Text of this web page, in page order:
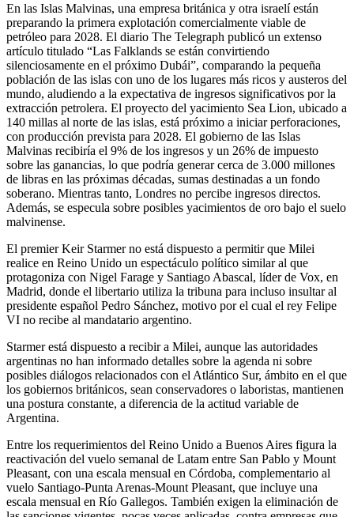
En las Islas Malvinas, una empresa británica y otra israelí están
preparando la primera explotación comercialmente viable de
petróleo para 2028. El diario The Telegraph publicó un extenso
artículo titulado “Las Falklands se están convirtiendo
silenciosamente en el próximo Dubái”, comparando la pequeña
población de las islas con uno de los lugares más ricos y austeros del
mundo, aludiendo a la expectativa de ingresos significativos por la
extracción petrolera. El proyecto del yacimiento Sea Lion, ubicado a
140 millas al norte de las islas, está próximo a iniciar perforaciones,
con producción prevista para 2028. El gobierno de las Islas
Malvinas recibiría el 9% de los ingresos y un 26% de impuesto
sobre las ganancias, lo que podría generar cerca de 3.000 millones
de libras en las próximas décadas, sumas destinadas a un fondo
soberano. Mientras tanto, Londres no percibe ingresos directos.
Además, se especula sobre posibles yacimientos de oro bajo el suelo
malvinense.
El premier Keir Starmer no está dispuesto a permitir que Milei
realice en Reino Unido un espectáculo político similar al que
protagoniza con Nigel Farage y Santiago Abascal, líder de Vox, en
Madrid, donde el libertario utiliza la tribuna para incluso insultar al
presidente español Pedro Sánchez, motivo por el cual el rey Felipe
VI no recibe al mandatario argentino.
Starmer está dispuesto a recibir a Milei, aunque las autoridades
argentinas no han informado detalles sobre la agenda ni sobre
posibles diálogos relacionados con el Atlántico Sur, ámbito en el que
los gobiernos británicos, sean conservadores o laboristas, mantienen
una postura constante, a diferencia de la actitud variable de
Argentina.
Entre los requerimientos del Reino Unido a Buenos Aires figura la
reactivación del vuelo semanal de Latam entre San Pablo y Mount
Pleasant, con una escala mensual en Córdoba, complementario al
vuelo Santiago-Punta Arenas-Mount Pleasant, que incluye una
escala mensual en Río Gallegos. También exigen la eliminación de